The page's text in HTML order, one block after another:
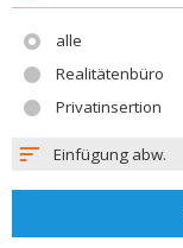
alle
Realitätenbüro
Privatinsertion
Einfügung abw.